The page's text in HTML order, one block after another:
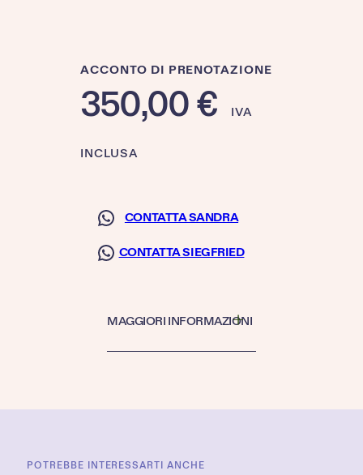
ACCONTO DI PRENOTAZIONE
350,00€ IVA
INCLUSA
CONTATTA SANDRA
CONTATTA SIEGFRIED
MAGGIORI INFORMAZIONI
POTREBBE INTERESSARTI ANCHE